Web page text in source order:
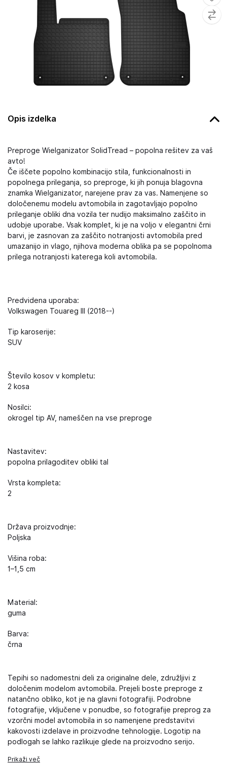
Opis izdelka
Preproge Wielganizator SolidTread – popolna rešitev za vaš
avto!
Če iščete popolno kombinacijo stila, funkcionalnosti in
popolnega prileganja, so preproge, ki jih ponuja blagovna
znamka Wielganizator, narejene prav za vas. Namenjene so
določenemu modelu avtomobila in zagotavljajo popolno
prileganje obliki dna vozila ter nudijo maksimalno zaščito in
udobje uporabe. Vsak komplet, ki je na voljo v elegantni črni
barvi, je zasnovan za zaščito notranjosti avtomobila pred
umazanijo in vlago, njihova moderna oblika pa se popolnoma
prilega notranjosti katerega koli avtomobila.
Predvidena uporaba:
Volkswagen Touareg III (2018--)
Tip karoserije:
SUV
Število kosov v kompletu:
2 kosa
Nosilci:
okrogel tip AV, nameščen na vse preproge
Nastavitev:
popolna prilagoditev obliki tal
Vrsta kompleta:
2
Država proizvodnje:
Poljska
Višina roba:
1–1,5 cm
Material:
guma
Barva:
črna
Tepihi so nadomestni deli za originalne dele, združljivi z
določenim modelom avtomobila. Prejeli boste preproge z
natančno obliko, kot je na glavni fotografiji. Podrobne
fotografije, vključene v ponudbe, so fotografije preprog za
vzorčni model avtomobila in so namenjene predstavitvi
kakovosti izdelave in proizvodne tehnologije. Logotip na
podlogah se lahko razlikuje glede na proizvodno serijo.
Prikaži več